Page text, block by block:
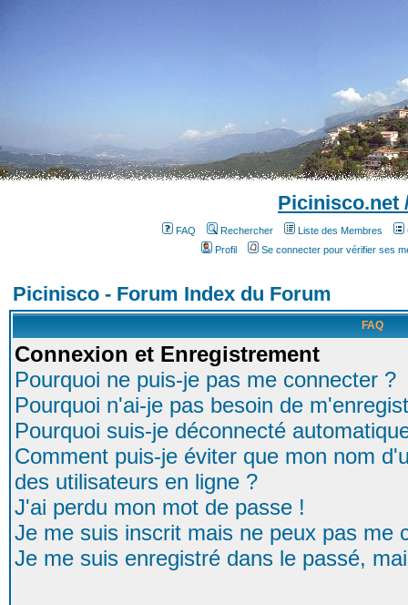
Picinisco.net
FAQ Rechercher Liste des Membres
Profil
Se connecter pour vérifier ses
Picinisco - Forum Index du Forum
FAQ
Connexion et Enregistrement
Pourquoi ne puis-je pas me connecter ?
Pourquoi n'ai-je pas besoin de
Pourquoi suis-je déconnecté
Comment puis-je éviter que mon nom
des utilisateurs en ligne ?
J'ai perdu mon mot de passe !
Je me suis inscrit mais ne peux pas me
Je me suis enregistré dans le passé,